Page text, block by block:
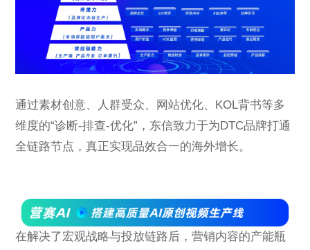
通过素材创意、人群受众、网站优化、KOL背书等多
维度的“诊断-排查-优化”，东信致力于为DTC品牌打通
全链路节点，真正实现品效合一的海外增长。
在解决了宏观战略与投放链路后，营销内容的产能瓶